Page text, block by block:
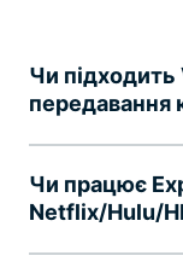
Чи підходить
передавання
Чи працює
Netflix/Hulu/